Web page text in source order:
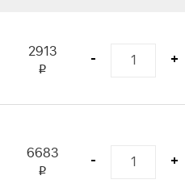
2913
i
- +
6683
i
- +